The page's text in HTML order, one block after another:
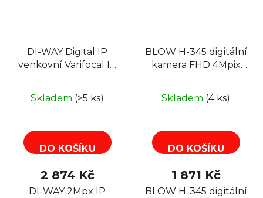
DI-WAY Digital IP
venkovní Varifocal IR
40m
Skladem (>5 ks)
DO KOŠÍKU
2 874 Kč
DI-WAY 2Mpx IP
BLOW H-345 digitální
kamera FHD 4Mpix
Skladem (4 ks)
DO KOŠÍKU
1 871 Kč
BLOW H-345 digitální